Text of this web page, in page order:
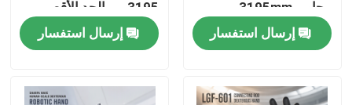
المنزلمحاور، 3195mm
الوصول
إرسال استفسار
3195 مم الحد الأقصى
للوصول
إرسال استفسار